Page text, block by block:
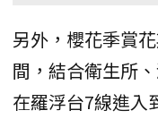
另外，櫻花季賞
間，結合衛生所
在羅浮台7線進入